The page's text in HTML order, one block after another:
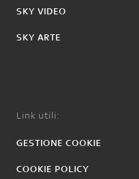
SKY VIDEO
SKY ARTE
Link utili:
GESTIONE COOKIE
COOKIE POLICY